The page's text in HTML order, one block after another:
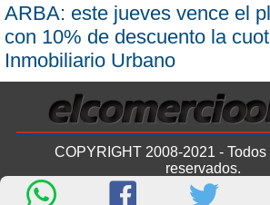
ARBA: este jueves vence el
con 10% de descuento la
Inmobiliario Urbano
COPYRIGHT 2008-2021 -
reservados.